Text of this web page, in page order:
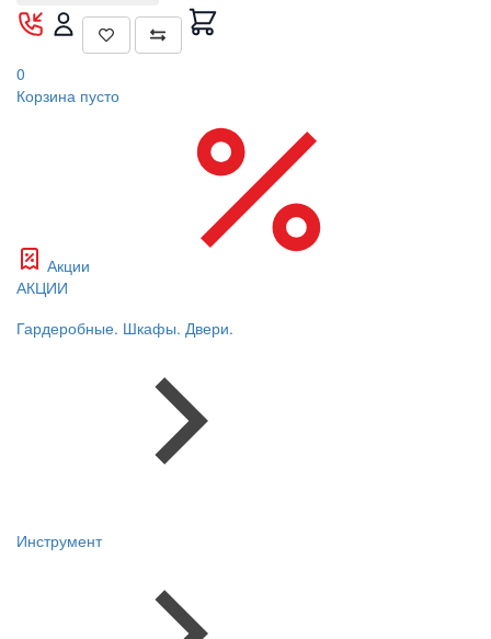
0
Корзина пусто
Акции
АКЦИИ
Гардеробные. Шкафы. Двери.
Инструмент